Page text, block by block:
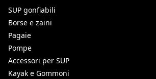
SUP gonfiabili
Borse e zaini
Pagaie
Pompe
Accessori per SUP
Kayak e Gommoni